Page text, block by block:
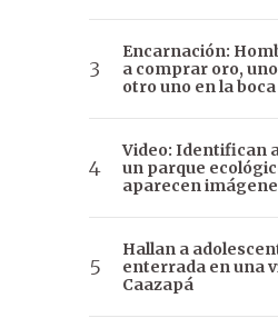
Encarnación:
a comprar oro,
otro uno en la boca
Video: Identifican
un parque
aparecen
Hallan a
enterrada en una
Caazapá